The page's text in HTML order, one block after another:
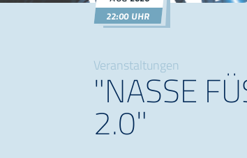
Veranstaltungen
"NASSE
0"
22:00 UHR